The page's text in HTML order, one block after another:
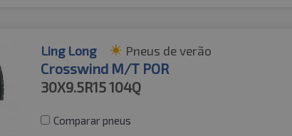
Ling Long Pneus de verão
Crosswind M/T POR
30X9.5R15104Q
Comparar pneus